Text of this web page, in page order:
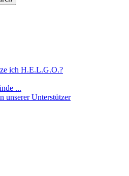
ich H.E.L.G.O.?
...
unserer Unterstützer